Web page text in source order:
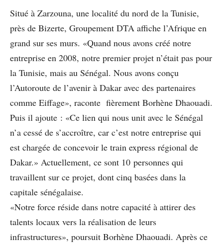
Situé à Zarzouna, une localité du nord de la Tunisie,
près de Bizerte, Groupement DTA affiche l’Afrique en
grand sur ses murs. «Quand nous avons créé notre
entreprise en 2008, notre premier projet n’était pas pour
la Tunisie, mais au Sénégal. Nous avons conçu
l’Autoroute de l’avenir à Dakar avec des partenaires
comme Eiffage», raconte fièrement Borhène Dhaouadi.
Puis il ajoute : «Ce lien qui nous unit avec le Sénégal
n’a cessé de s’accroître, car c’est notre entreprise qui
est chargée de concevoir le train express régional de
Dakar.» Actuellement, ce sont 10 personnes qui
travaillent sur ce projet, dont cinq basées dans la
capitale sénégalaise.
«Notre force réside dans notre capacité à attirer des
talents locaux vers la réalisation de leurs
infrastructures», poursuit Borhène Dhaouadi. Après ce